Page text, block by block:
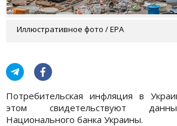
Иллюстративное фото / EPA
Потребительская инфляция в
этом свидетельствуют
Национального банка Украины.